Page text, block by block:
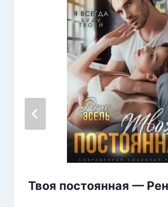
Твоя постоянная —